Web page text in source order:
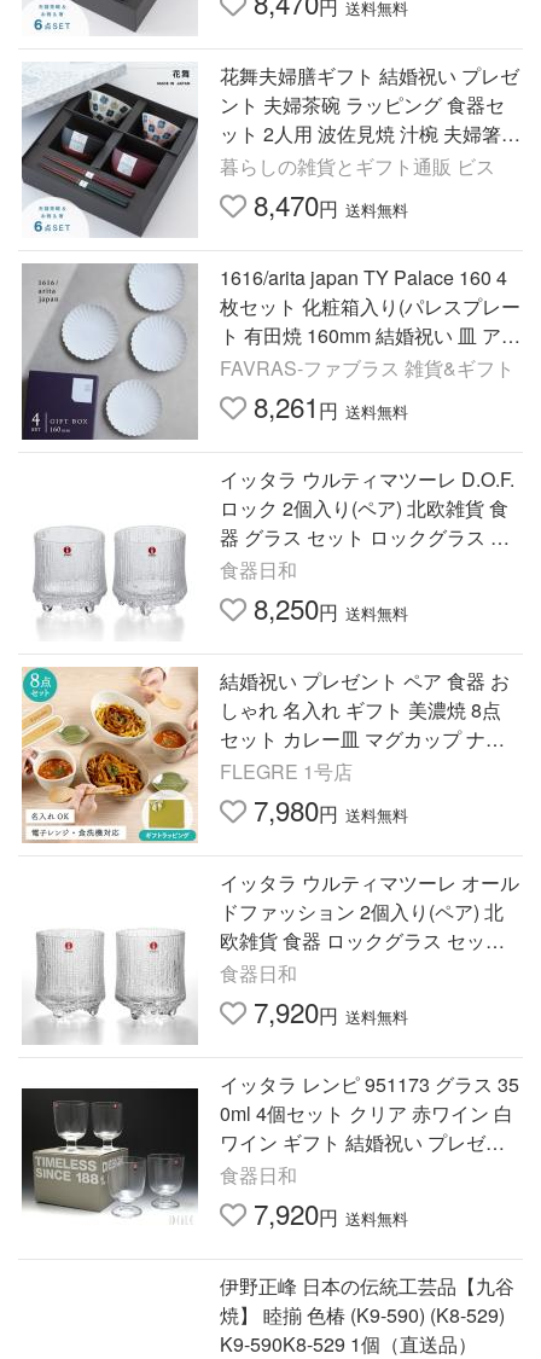
円 送料無料
花舞夫婦膳ギフト 結婚祝い プレゼ
ント 夫婦茶碗 ラッピング 食器セ
ット 2人用 波佐見焼 汁椀 夫婦箸
食洗機 レンジ ビスク
暮らしの雑貨とギフト通販 ビス
8,470円 送料無料
1616/arita japan TY Palace 160 4
枚セット 化粧箱入り(パレスプレー
ト 有田焼 160mm 結婚祝い 皿 アリ
タ ジャパン tyパレス 食器 ブラン
ド セット プレゼント)
FAVRAS-ファブラス 雑貨&ギフト
8,261 円 送料無料
イッタラ ウルティマツーレ D.O.F.
ロック 2個入り(ペア) 北欧雑貨 食
器 グラス セット ロックグラス ギ
フト 結婚祝い 食器セット セール
爆買
食器日和
8,250円 送料無料
結婚祝い プレゼント ペア 食器 お
しゃれ 名入れ ギフト 美濃焼 8点
セット カレー皿 マグカップ ナチ
ュラル スタイル
FLEGRE 1号店
7,980円 送料無料
イッタラ ウルティマツーレ オール
ドファッション 2個入り(ペア) 北
欧雑貨 食器 ロックグラス セット
ロックグラス ギフト 結婚祝い 食
器セット 爆買
食器日和
7,920円 送料無料
イッタラ レンピ 951173 グラス 35
0ml 4個セット クリア 赤ワイン 白
ワイン ギフト 結婚祝い プレゼン
ト 贈り物 ギフトセット 食器セッ
ト セール 爆買
食器日和
7,920円 送料無料
伊野正峰 日本の伝統工芸品【九谷
焼】 睦揃 色椿 (K9-590) (K8-529)
K9-590K8-529 1個（直送品）